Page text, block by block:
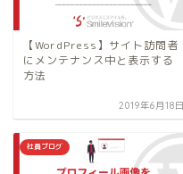
【WordPress】サイト訪問者
にメンテナンス中と表示する
方法
2019年6月18日
社員ブログ